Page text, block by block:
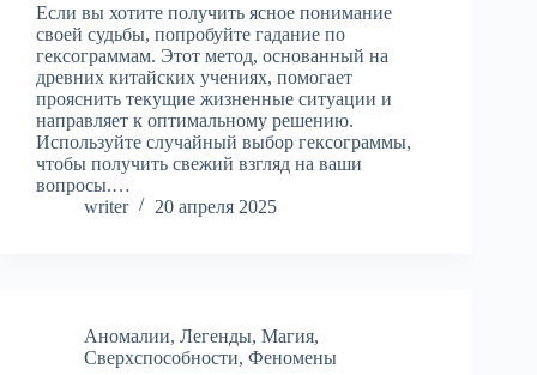
Если вы хотите получить ясное понимание
своей судьбы, попробуйте гадание по
гексограммам. Этот метод, основанный на
древних китайских учениях, помогает
прояснить текущие жизненные ситуации и
направляет к оптимальному решению.
Используйте случайный выбор гексограммы,
чтобы получить свежий взгляд на ваши
вопросы.…
writer
20 апреля 2025
Аномалии, Легенды, Магия,
Сверхспособности, Феномены